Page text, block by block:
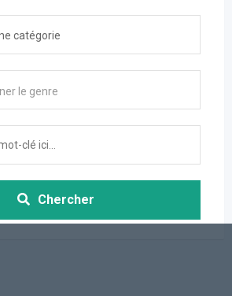
catégorie
le genre
Chercher